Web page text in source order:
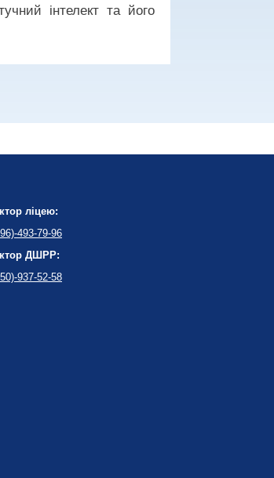
інтелект та його
ліцею:
493-79-96
ДШРР:
937-52-58